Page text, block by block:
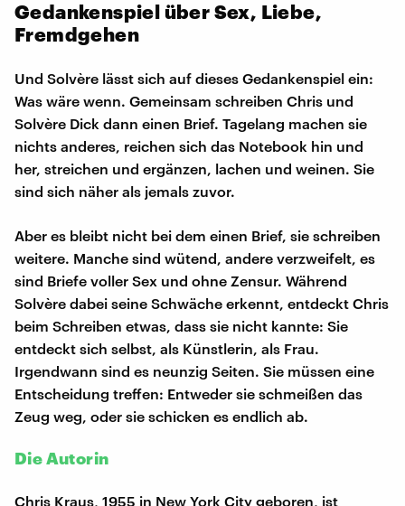
Gedankenspiel über Sex, Liebe,
Fremdgehen
Und Solvère lässt sich auf dieses Gedankenspiel ein:
Was wäre wenn. Gemeinsam schreiben Chris und
Solvère Dick dann einen Brief. Tagelang machen sie
nichts anderes, reichen sich das Notebook hin und
her, streichen und ergänzen, lachen und weinen. Sie
sind sich näher als jemals zuvor.
Aber es bleibt nicht bei dem einen Brief, sie schreiben
weitere. Manche sind wütend, andere verzweifelt, es
sind Briefe voller Sex und ohne Zensur. Während
Solvère dabei seine Schwäche erkennt, entdeckt Chris
beim Schreiben etwas, dass sie nicht kannte: Sie
entdeckt sich selbst, als Künstlerin, als Frau.
Irgendwann sind es neunzig Seiten. Sie müssen eine
Entscheidung treffen: Entweder sie schmeißen das
Zeug weg, oder sie schicken es endlich ab.
Die Autorin
Chris Kraus, 1955 in New York City geboren, ist